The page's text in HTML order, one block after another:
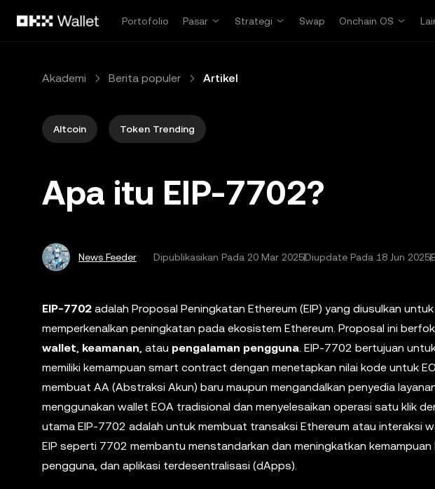
Portofolio
Pasar Strategi Swap Onchain OS
Akademi Berita populer Artikel
Altcoin Token Trending
Apa itu EIP-7702?
News Feeder Dipublikasikan Pada 20 Mar 2025Diupdate Pada 18 Jun 2025
EIP-7702 adalah Proposal Peningkatan Ethereum (EIP) yang diusulkan
memperkenalkan peningkatan pada ekosistem Ethereum. Proposal ini
wallet, keamanan, atau pengalaman pengguna. EIP-7702 bertujuan
memiliki kemampuan smart contract dengan menetapkan nilai kode untuk
membuat AA (Abstraksi Akun) baru maupun mengandalkan penyedia
menggunakan wallet EOA tradisional dan menyelesaikan operasi satu klik
utama EIP-7702 adalah untuk membuat transaksi Ethereum atau interaksi
EIP seperti 7702 membantu menstandarkan dan meningkatkan
pengguna, dan aplikasi terdesentralisasi (dApps).